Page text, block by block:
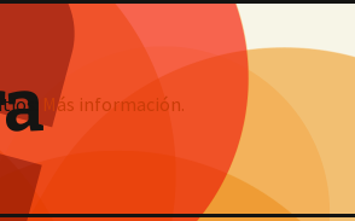
Más información.